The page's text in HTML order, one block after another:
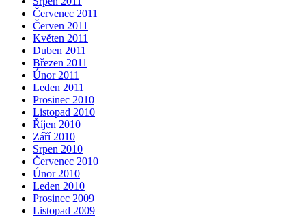
Červenec 2011
Červen 2011
Květen 2011
Duben 2011
Březen 2011
Únor 2011
Leden 2011
Prosinec 2010
Listopad 2010
Říjen 2010
Září 2010
Srpen 2010
Červenec 2010
Únor 2010
Leden 2010
Prosinec 2009
Listopad 2009